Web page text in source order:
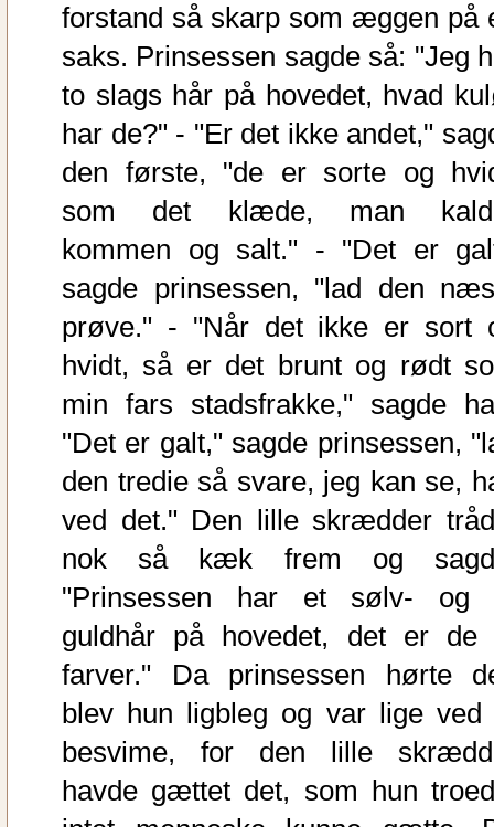
forstand så skarp som æggen på
saks. Prinsessen sagde så: "Jeg
to slags hår på hovedet, hvad
har de?" - "Er det ikke andet,"
den første, "de er sorte og
som det klæde, man
kommen og salt." - "Det er
sagde prinsessen, "lad den
prøve." - "Når det ikke er sort
hvidt, så er det brunt og rødt
min fars stadsfrakke," sagde
"Det er galt," sagde prinsessen,
den tredie så svare, jeg kan se,
ved det." Den lille skrædder
nok så kæk frem og
"Prinsessen har et sølv- og
guldhår på hovedet, det er de
farver." Da prinsessen hørte
blev hun ligbleg og var lige ved
besvime, for den lille
havde gættet det, som hun